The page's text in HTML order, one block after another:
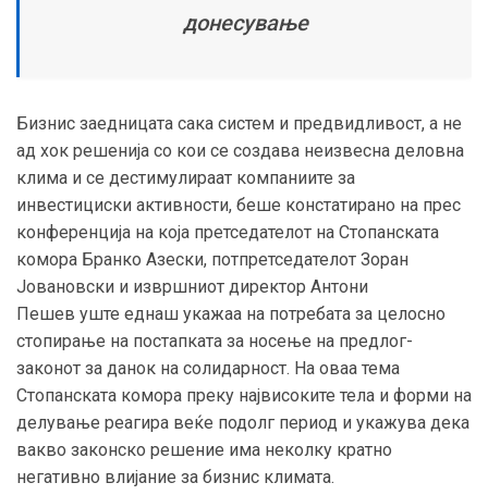
донесување
Бизнис заедницата сака систем и предвидливост, а не
ад хок решенија со кои се создава неизвесна деловна
клима и се дестимулираат компаниите за
инвестициски активности, беше констатирано на прес
конференција на која претседателот на Стопанската
комора Бранко Азески, потпретседателот Зоран
Јовановски и извршниот директор Антони
Пешев уште еднаш укажаа на потребата за целосно
стопирање на постапката за носење на предлог-
законот за данок на солидарност. На оваа тема
Стопанската комора преку највисоките тела и форми на
делување реагира веќе подолг период и укажува дека
вакво законско решение има неколку кратно
негативно влијание за бизнис климата.